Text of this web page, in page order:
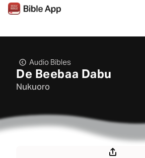
Audio Bibles
De Beebaa Dabu
Nukuoro